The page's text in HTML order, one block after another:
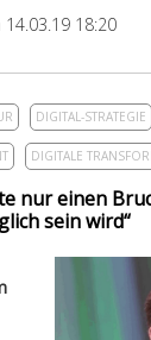
14.03.19 18:20
DIGITAL-STRATEGIE
DIGITALE
nur einen
sein wird“